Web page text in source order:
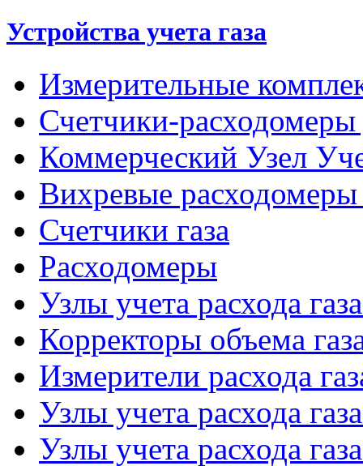
Устройства учета газа
Измерительные
Счетчики-расходомеры
Коммерческий Узел
Вихревые расходомеры
Счетчики газа
Расходомеры
Узлы учета расхода
Корректоры объема
Измерители расхода
Узлы учета расхода
Узлы учета расхода